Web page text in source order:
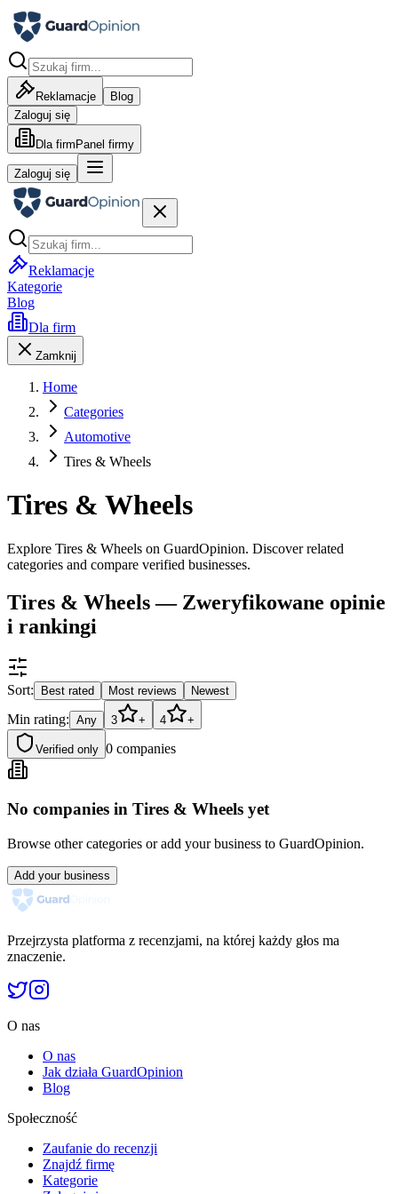
Reklamacje
Blog
Zaloguj się
Dla firm Panel firmy
Zaloguj się
Reklamacje
Kategorie
Blog
Dla firm
Zamknij
Home
Categories
Automotive
Tires & Wheels
Tires & Wheels
Explore Tires & Wheels on GuardOpinion. Discover related
categories and compare verified businesses.
Tires & Wheels — Zweryfikowane opinie
i rankingi
Sort: Best rated Most reviews Newest
Min rating: Any 3 + 4 +
Verified only 0 companies
No companies in Tires & Wheels yet
Browse other categories or add your business to GuardOpinion.
Add your business
Przejrzysta platforma z recenzjami, na której każdy głos ma
znaczenie.
O nas
O nas
Jak działa GuardOpinion
Blog
Społeczność
Zaufanie do recenzji
Znajdź firmę
Kategorie